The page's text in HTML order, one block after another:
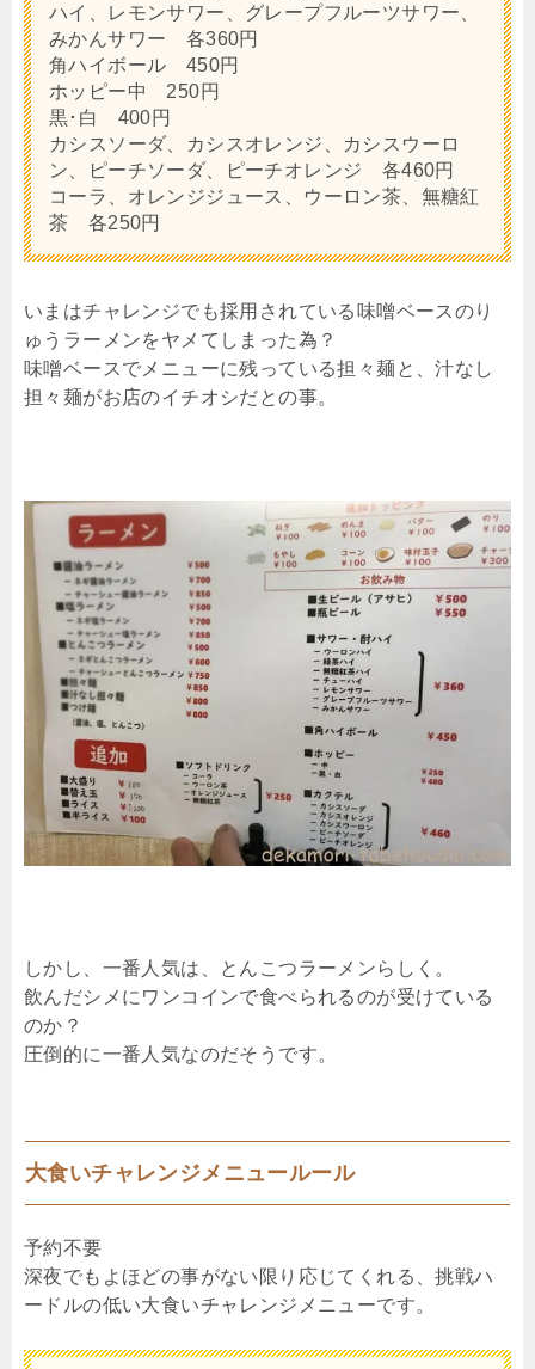
ハイ、レモンサワー、グレープフルーツサワー、
みかんサワー 各360円
角ハイボール 450円
ホッピー中 250円
黒･白 400円
カシスソーダ、カシスオレンジ、カシスウーロ
ン、ピーチソーダ、ピーチオレンジ 各460円
コーラ、オレンジジュース、ウーロン茶、無糖紅
茶 各250円
いまはチャレンジでも採用されている味噌ベースのり
ゅうラーメンをヤメてしまった為？
味噌ベースでメニューに残っている担々麺と、汁なし
担々麺がお店のイチオシだとの事。
しかし、一番人気は、とんこつラーメンらしく。
飲んだシメにワンコインで食べられるのが受けている
のか？
圧倒的に一番人気なのだそうです。
大食いチャレンジメニュールール
予約不要
深夜でもよほどの事がない限り応じてくれる、挑戦ハ
ードルの低い大食いチャレンジメニューです。